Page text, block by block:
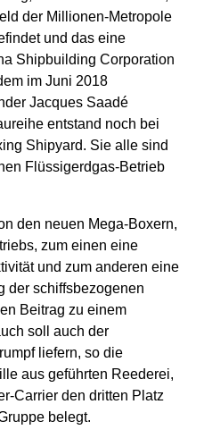
der Millionen-Metropole
und das eine
Shipbuilding Corporation
im Juni 2018
Jacques Saadé
entstand noch bei
Shipyard. Sie alle sind
Flüssigerdgas-Betrieb
den neuen Mega-Boxern,
zum einen eine
und zum anderen eine
der schiffsbezogenen
Beitrag zu einem
soll auch der
liefern, so die
aus geführten Reederei,
Carrier den dritten Platz
belegt.